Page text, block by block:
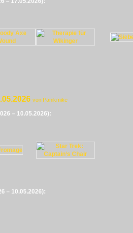
von Panikmike
– 10.05.2026):
– 10.05.2026):